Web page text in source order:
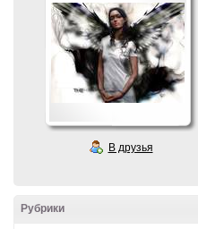
В друзья
Рубрики